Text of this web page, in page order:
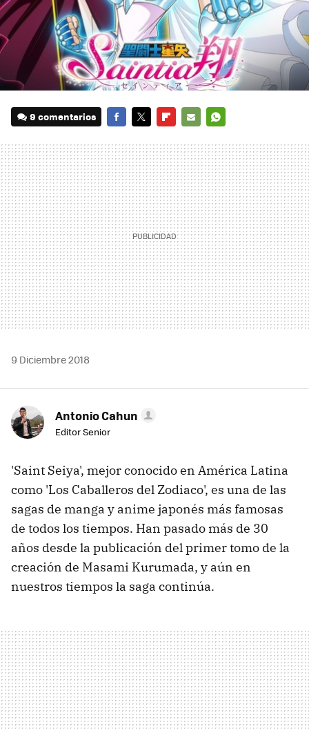
9 comentarios
MAIL
9 Diciembre 2018
Antonio Cahun
Editor Senior
'Saint Seiya', mejor conocido en América Latina
como 'Los Caballeros del Zodiaco', es una de las
sagas de manga y anime japonés más famosas
de todos los tiempos. Han pasado más de 30
años desde la publicación del primer tomo de la
creación de Masami Kurumada, y aún en
nuestros tiempos la saga continúa.